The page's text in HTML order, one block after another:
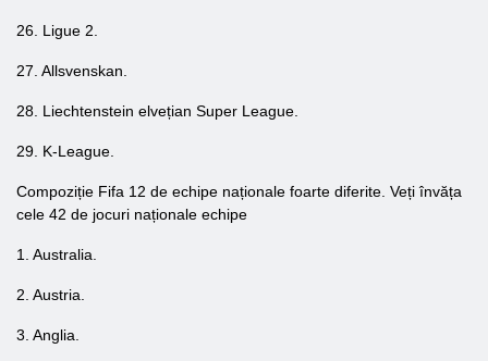
26. Ligue 2.
27. Allsvenskan.
28. Liechtenstein elvețian Super League.
29. K-League.
Compoziție Fifa 12 de echipe naționale foarte diferite. Veți învăța
cele 42 de jocuri naționale echipe
1. Australia.
2. Austria.
3. Anglia.